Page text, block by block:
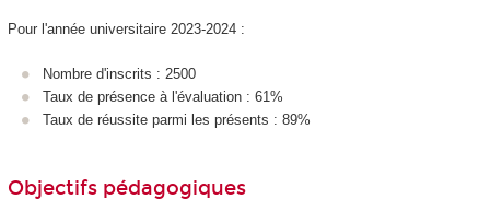
Pour l'année universitaire 2023-2024 :
Nombre d'inscrits : 2500
Taux de présence à l'évaluation : 61%
Taux de réussite parmi les présents : 89%
Objectifs pédagogiques